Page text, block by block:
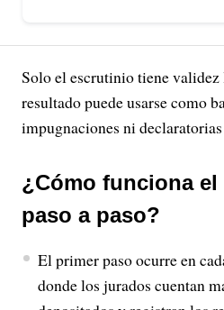
Solo el escrutinio tiene
resultado puede usarse como
impugnaciones ni
¿Cómo funciona
paso a paso?
El primer paso ocurre en
donde los jurados cuentan